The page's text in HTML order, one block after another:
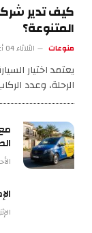
كيف تدير
المتنوعة؟
منوعات الثلاثاء 04 أغسطس 9:21 م
يعتمد اختيار
الرحلة، وعدد
الأحد 02
الإثنين 20